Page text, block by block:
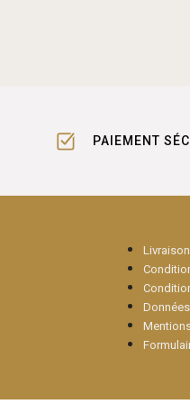
PAIEMENT